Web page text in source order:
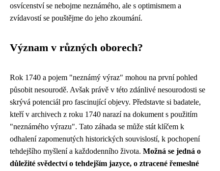
osvícenství se nebojme neznámého, ale s optimismem a
zvídavostí se pouštějme do jeho zkoumání.
Význam v různých oborech?
Rok 1740 a pojem "neznámý výraz" mohou na první pohled
působit nesourodě. Avšak právě v této zdánlivé nesourodosti se
skrývá potenciál pro fascinující objevy. Představte si badatele,
kteří v archivech z roku 1740 narazí na dokument s použitím
"neznámého výrazu". Tato záhada se může stát klíčem k
odhalení zapomenutých historických souvislostí, k pochopení
tehdejšího myšlení a každodenního života. Možná se jedná o
důležité svědectví o tehdejším jazyce, o ztracené řemeslné